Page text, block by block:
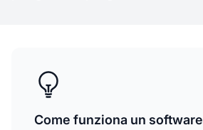
Come funziona un